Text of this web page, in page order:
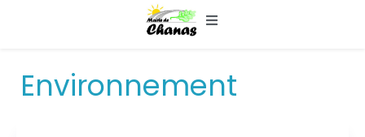
MAIRIE & SERVICES
Environnement